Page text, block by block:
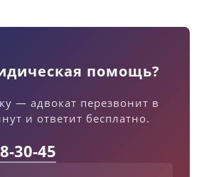
помощь?
— адвокат перезвонит в
и ответит бесплатно.
30-45